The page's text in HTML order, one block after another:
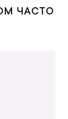
ЧАСТО